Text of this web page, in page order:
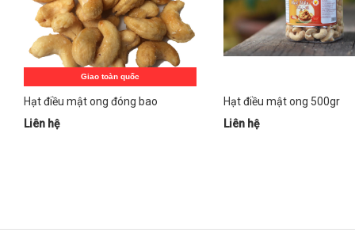
Giao toàn quốc
Hạt điều mật ong đóng bao
Liên hệ
Hạt điều mật ong 500gr
Liên hệ